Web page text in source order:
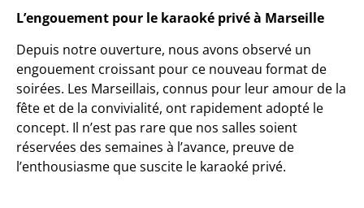
L’engouement pour le karaoké privé à Marseille
Depuis notre ouverture, nous avons observé un
engouement croissant pour ce nouveau format de
soirées. Les Marseillais, connus pour leur amour de la
fête et de la convivialité, ont rapidement adopté le
concept. Il n’est pas rare que nos salles soient
réservées des semaines à l’avance, preuve de
l’enthousiasme que suscite le karaoké privé.